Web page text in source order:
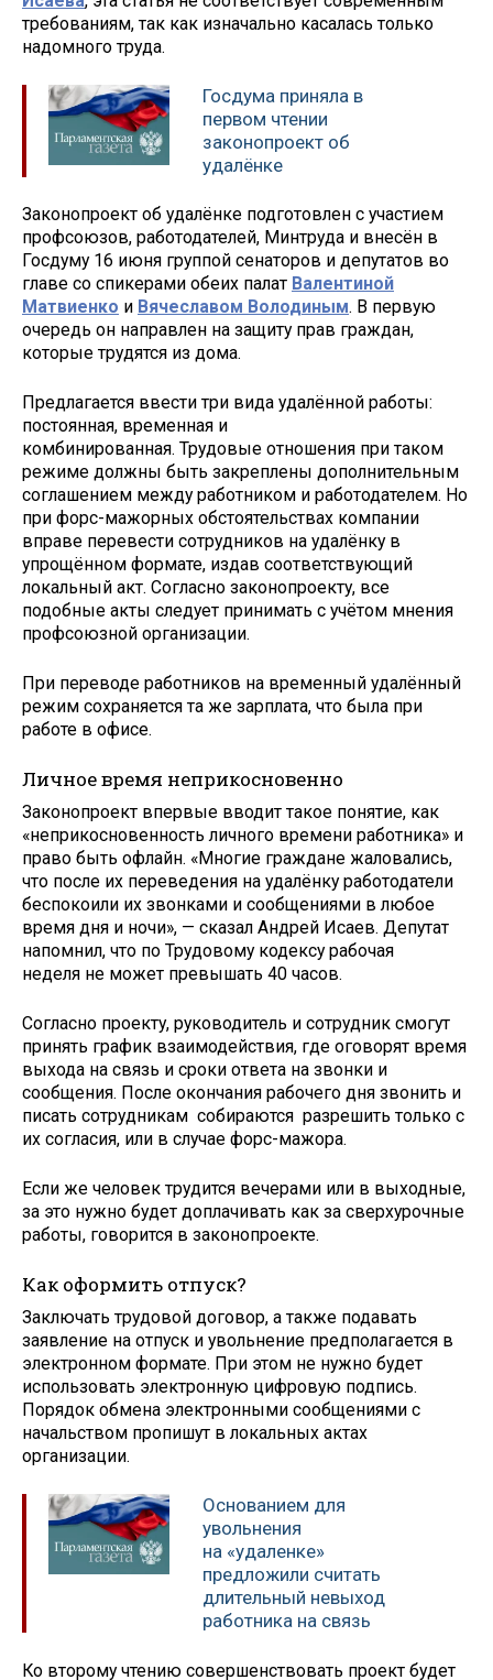
требованиям, так как изначально касалась только
надомного труда.
Госдума приняла в
первом чтении
законопроект об
удалёнке
Законопроект об удалёнке подготовлен с участием
профсоюзов, работодателей, Минтруда и внесён в
Госдуму 16 июня группой сенаторов и депутатов во
главе со спикерами обеих палат Валентиной
Матвиенко и Вячеславом Володиным. В первую
очередь он направлен на защиту прав граждан,
которые трудятся из дома.
Предлагается ввести три вида удалённой работы:
постоянная, временная и
комбинированная. Трудовые отношения при таком
режиме должны быть закреплены дополнительным
соглашением между работником и работодателем. Но
при форс-мажорных обстоятельствах компании
вправе перевести сотрудников на удалёнку в
упрощённом формате, издав соответствующий
локальный акт. Согласно законопроекту, все
подобные акты следует принимать с учётом мнения
профсоюзной организации.
При переводе работников на временный удалённый
режим сохраняется та же зарплата, что была при
работе в офисе.
Личное время неприкосновенно
Законопроект впервые вводит такое понятие, как
«неприкосновенность личного времени работника» и
право быть офлайн. «Многие граждане жаловались,
что после их переведения на удалёнку работодатели
беспокоили их звонками и сообщениями в любое
время дня и ночи», — сказал Андрей Исаев. Депутат
напомнил, что по Трудовому кодексу рабочая
неделя не может превышать 40 часов.
Согласно проекту, руководитель и сотрудник смогут
принять график взаимодействия, где оговорят время
выхода на связь и сроки ответа на звонки и
сообщения. После окончания рабочего дня звонить и
писать сотрудникам собираются разрешить только с
их согласия, или в случае форс-мажора.
Если же человек трудится вечерами или в выходные,
за это нужно будет доплачивать как за сверхурочные
работы, говорится в законопроекте.
Как оформить отпуск?
Заключать трудовой договор, а также подавать
заявление на отпуск и увольнение предполагается в
электронном формате. При этом не нужно будет
использовать электронную цифровую подпись.
Порядок обмена электронными сообщениями с
начальством пропишут в локальных актах
организации.
Основанием для
увольнения
на «удаленке»
предложили считать
длительный невыход
работника на связь
Ко второму чтению совершенствовать проект будет